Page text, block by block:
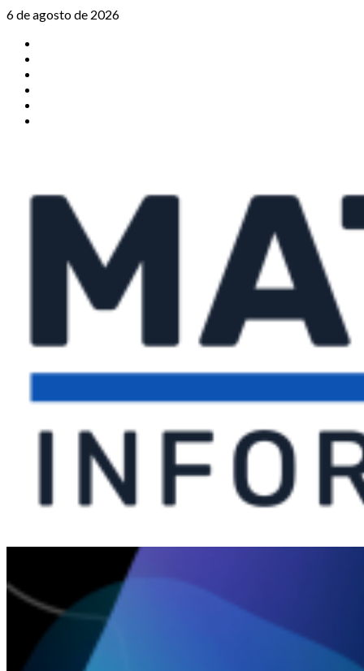
Saltar
contenido
6 de agosto de 2026